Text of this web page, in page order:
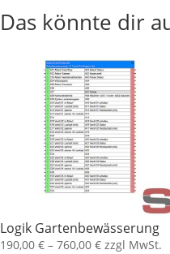
Das könnte dir
Logik Gartenbewässerung
190,00 € – 760,00 € zzgl MwSt.